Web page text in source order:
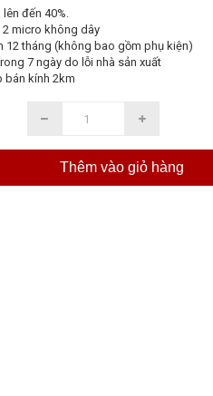
lên đến 40%.
2 micro không dây
12 tháng (không bao gồm phụ kiện)
7 ngày do lỗi nhà sản xuất
bán kính 2km
Thêm vào giỏ hàng